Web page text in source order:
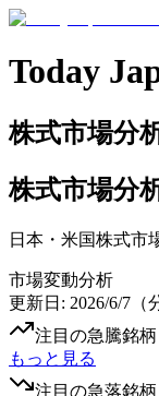
Today
株式市場分
株式市場分
日本・米国株式市
市場変動分析
更新日: 2026/6/7
注目の急騰銘柄
もっと見る
注目の急落銘柄